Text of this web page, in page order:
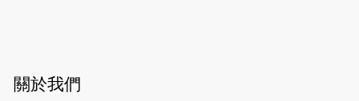
2026-05-28
關於我們